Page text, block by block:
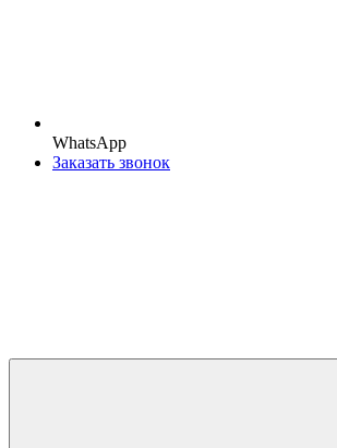
WhatsApp
Заказать звонок